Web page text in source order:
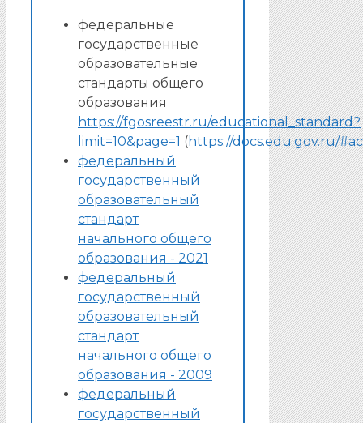
федеральные
государственные
образовательные
стандарты общего
образования
https://fgosreestr.ru/educational_standard?
limit=10&page=1 (https://docs.edu.gov.ru/
федеральный
государственный
образовательный
стандарт
начального общего
образования - 2021
федеральный
государственный
образовательный
стандарт
начального общего
образования - 2009
федеральный
государственный